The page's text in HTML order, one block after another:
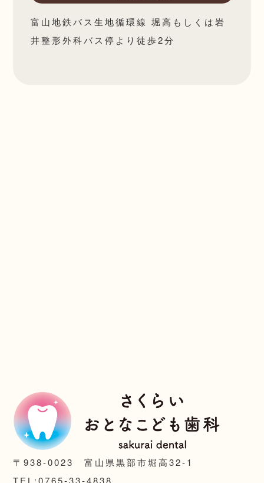
富山地鉄バス生地循環線 堀高もしくは岩
井整形外科バス停より徒歩2分
〒938-0023 富山県黒部市堀高32-1
TEL:0765-33-4838